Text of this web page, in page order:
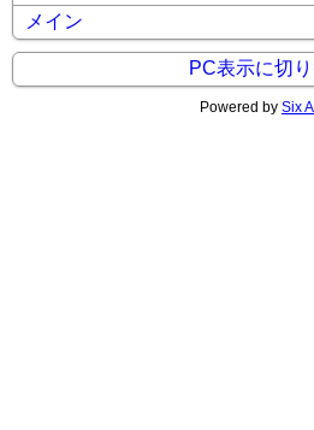
メイン
PC表示に切り
Powered by Six